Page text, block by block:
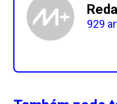
929